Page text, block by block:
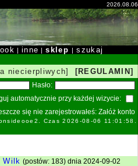
2026.08.06
| inne |sklep |szukaj
niecierpliwych] [REGULAMIN]
Hasło:
automatycznie przy każdej wizycie:
się nie zarejestrowałeś: Załóż konto
Czas 2026-08-06 11:01:58.
Wilk (postów: 183) dnia 2024-09-02